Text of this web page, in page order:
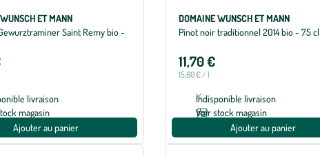
ET MANN
Saint Remy bio -
livraison
magasin
Ajouter au panier
DOMAINE WUNSCH ET MANN
Pinot noir traditionnel 2014 bio - 75 cl
11,70 €
15,60 € / l
Indisponible livraison
Voir stock magasin
Ajouter au panier